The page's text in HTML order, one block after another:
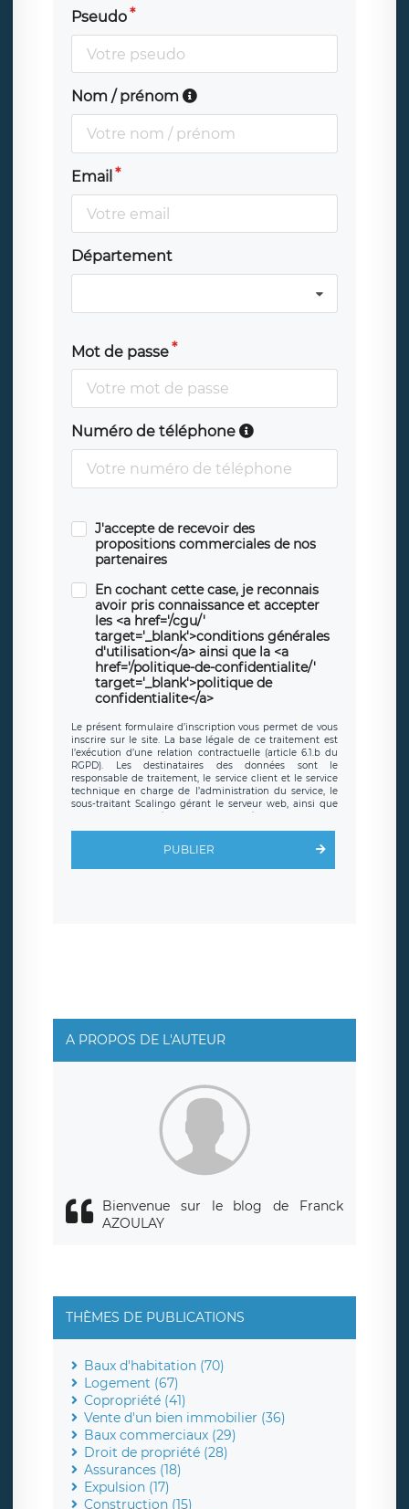
Pseudo
Nom / prénom
Email
Département
Mot de passe
Numéro de téléphone
J'accepte de recevoir des
propositions commerciales de nos
partenaires
En cochant cette case, je reconnais
avoir pris connaissance et accepter
les <a href='/cgu/'
target='_blank'>conditions générales
d'utilisation</a> ainsi que la <a
href='/politique-de-confidentialite/'
target='_blank'>politique de
confidentialite</a>
Le présent formulaire d’inscription vous permet de vous
inscrire sur le site. La base légale de ce traitement est
l’exécution d’une relation contractuelle (article 6.1.b du
RGPD). Les destinataires des données sont le
responsable de traitement, le service client et le service
technique en charge de l’administration du service, le
sous-traitant Scalingo gérant le serveur web, ainsi que
toute personne légalement autorisée. Le formulaire
d’inscription est hébergé sur un serveur hébergé par
clauses de
protection conformes au RGPD
. Les données collectées
sont conservées jusqu’à ce que l’Internaute en sollicite la
rue Léopold Sédar Senghor, joignable à l’adresse mail :
responsabledetraitement@legavox.fr. Vous avez
également le droit d’introduire une réclamation auprès
d’une autorité de contrôle.
PUBLIER
A PROPOS DE L'AUTEUR
Bienvenue sur le blog de Franck
AZOULAY
THÈMES DE PUBLICATIONS
Baux d'habitation (70)
Logement (67)
Copropriété (41)
Vente d'un bien immobilier (36)
Baux commerciaux (29)
Droit de propriété (28)
Assurances (18)
Expulsion (17)
Construction (15)